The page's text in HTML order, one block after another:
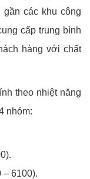
các khu công
cấp trung bình
hàng với chất
theo nhiệt năng
nhóm:
– 6100).